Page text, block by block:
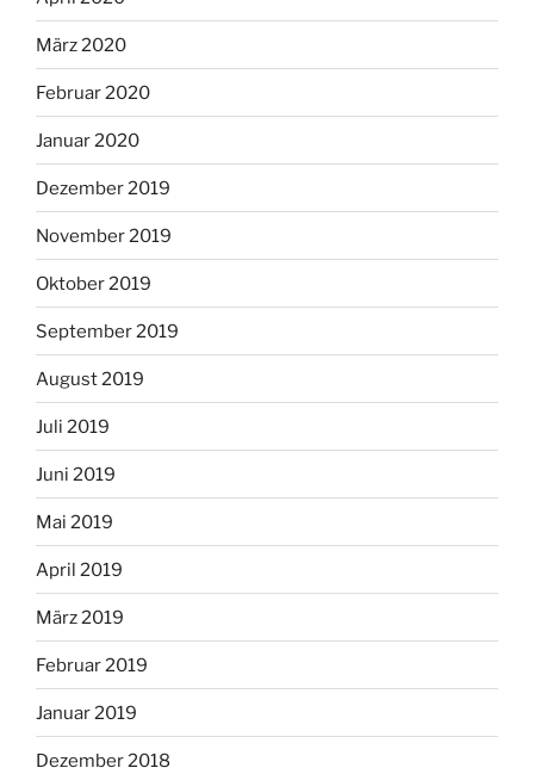
März 2020
Februar 2020
Januar 2020
Dezember 2019
November 2019
Oktober 2019
September 2019
August 2019
Juli 2019
Juni 2019
Mai 2019
April 2019
März 2019
Februar 2019
Januar 2019
Dezember 2018